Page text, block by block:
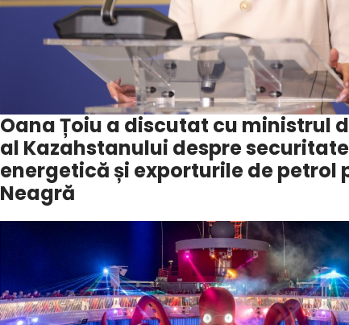
Oana Țoiu a discutat cu ministrul
al Kazahstanului despre
energetică și exporturile de petrol
Neagră